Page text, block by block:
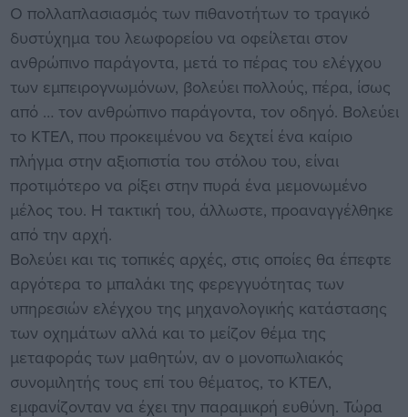
Ο πολλαπλασιασμός των πιθανοτήτων το τραγικό
δυστύχημα του λεωφορείου να οφείλεται στον
ανθρώπινο παράγοντα, μετά το πέρας του ελέγχου
των εμπειρογνωμόνων, βολεύει πολλούς, πέρα, ίσως
από … τον ανθρώπινο παράγοντα, τον οδηγό. Βολεύει
το ΚΤΕΛ, που προκειμένου να δεχτεί ένα καίριο
πλήγμα στην αξιοπιστία του στόλου του, είναι
προτιμότερο να ρίξει στην πυρά ένα μεμονωμένο
μέλος του. Η τακτική του, άλλωστε, προαναγγέλθηκε
από την αρχή.
Βολεύει και τις τοπικές αρχές, στις οποίες θα έπεφτε
αργότερα το μπαλάκι της φερεγγυότητας των
υπηρεσιών ελέγχου της μηχανολογικής κατάστασης
των οχημάτων αλλά και το μείζον θέμα της
μεταφοράς των μαθητών, αν ο μονοπωλιακός
συνομιλητής τους επί του θέματος, το ΚΤΕΛ,
εμφανίζονταν να έχει την παραμικρή ευθύνη. Τώρα